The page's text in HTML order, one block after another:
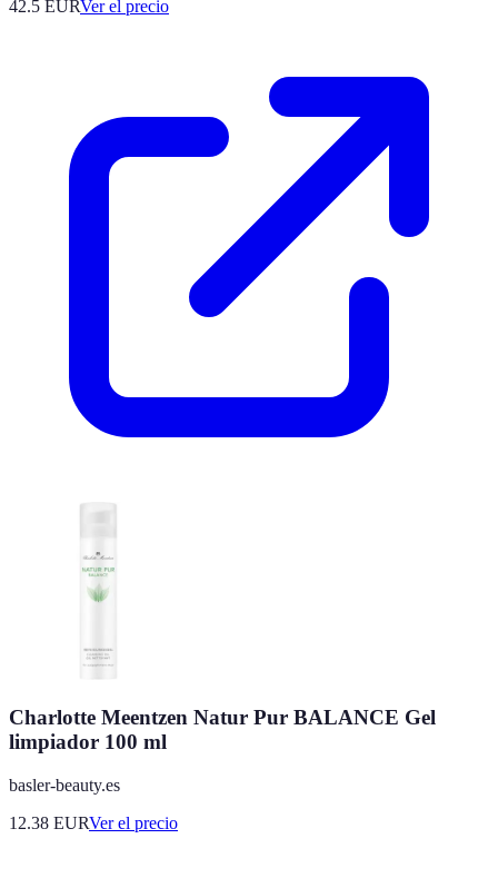
42.5 EURVer el precio
Charlotte Meentzen Natur Pur BALANCE Gel
limpiador 100 ml
basler-beauty.es
12.38 EURVer el precio